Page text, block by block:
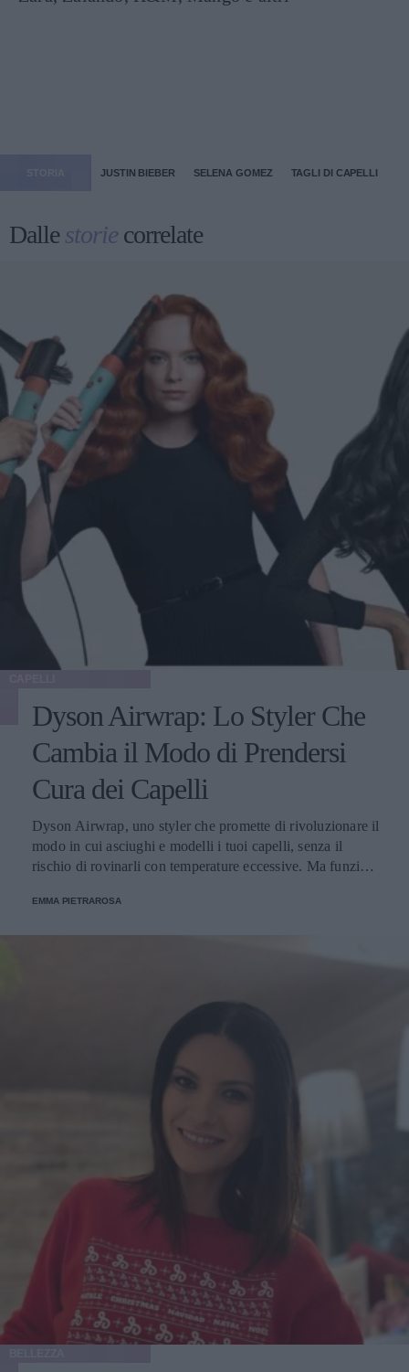
JUSTIN BIEBER SELENA GOMEZ TAGLI DI CAPELLI
Dallestorie correlate
Dyson Airwrap: Lo Styler Che
Cambia il Modo di Prendersi
Cura dei Capelli
Dyson Airwrap, uno styler che promette di rivoluzionare il
modo in cui asciughi e modelli i tuoi capelli, senza il
rischio di rovinarli con temperature eccessive. Ma funziona
EMMA PIETRAROSA